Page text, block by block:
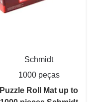
Schmidt
1000 peças
Puzzle Roll Mat up to